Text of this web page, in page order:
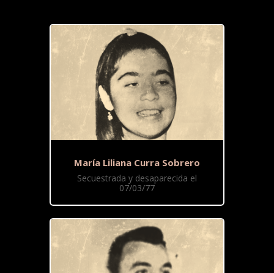
María Liliana Curra Sobrero
Secuestrada y desaparecida el
07/03/77